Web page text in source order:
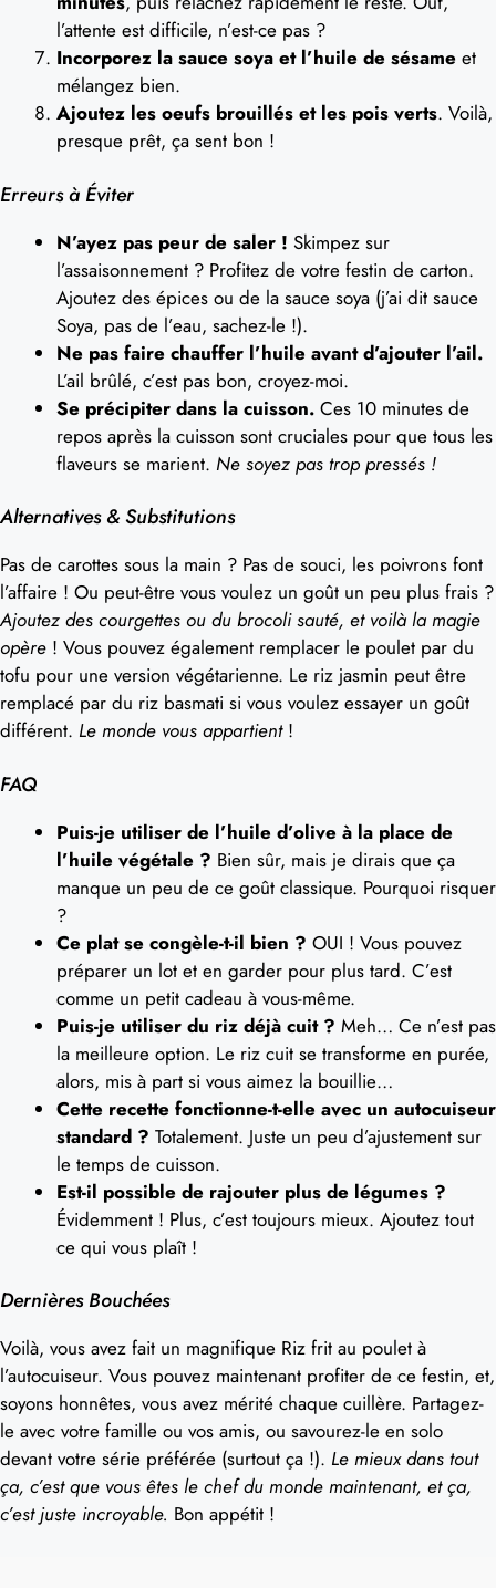
l’attente est difficile, n’est-ce pas ?
Incorporez la sauce soya et l’huile de sésame et
mélangez bien.
Ajoutez les oeufs brouillés et les pois verts. Voilà,
presque prêt, ça sent bon !
Erreurs à Éviter
N’ayez pas peur de saler ! Skimpez sur
l’assaisonnement ? Profitez de votre festin de carton.
Ajoutez des épices ou de la sauce soya (j’ai dit sauce
Soya, pas de l’eau, sachez-le !).
Ne pas faire chauffer l’huile avant d’ajouter l’ail.
L’ail brûlé, c’est pas bon, croyez-moi.
Se précipiter dans la cuisson. Ces 10 minutes de
repos après la cuisson sont cruciales pour que tous les
flaveurs se marient. Ne soyez pas trop pressés !
Alternatives & Substitutions
Pas de carottes sous la main ? Pas de souci, les poivrons font
l’affaire ! Ou peut-être vous voulez un goût un peu plus frais ?
Ajoutez des courgettes ou du brocoli sauté, et voilà la magie
opère ! Vous pouvez également remplacer le poulet par du
tofu pour une version végétarienne. Le riz jasmin peut être
remplacé par du riz basmati si vous voulez essayer un goût
différent. Le monde vous appartient!
FAQ
Puis-je utiliser de l’huile d’olive à la place de
l’huile végétale ? Bien sûr, mais je dirais que ça
manque un peu de ce goût classique. Pourquoi risquer
?
Ce plat se congèle-t-il bien ? OUI ! Vous pouvez
préparer un lot et en garder pour plus tard. C’est
comme un petit cadeau à vous-même.
Puis-je utiliser du riz déjà cuit ? Meh… Ce n’est pas
la meilleure option. Le riz cuit se transforme en purée,
alors, mis à part si vous aimez la bouillie…
Cette recette fonctionne-t-elle avec un autocuiseur
standard ? Totalement. Juste un peu d’ajustement sur
le temps de cuisson.
Est-il possible de rajouter plus de légumes ?
Évidemment ! Plus, c’est toujours mieux. Ajoutez tout
ce qui vous plaît !
Dernières Bouchées
Voilà, vous avez fait un magnifique Riz frit au poulet à
l’autocuiseur. Vous pouvez maintenant profiter de ce festin, et,
soyons honnêtes, vous avez mérité chaque cuillère. Partagez-
le avec votre famille ou vos amis, ou savourez-le en solo
devant votre série préférée (surtout ça !). Le mieux dans tout
ça, c’est que vous êtes le chef du monde maintenant, et ça,
c’est juste incroyable. Bon appétit !